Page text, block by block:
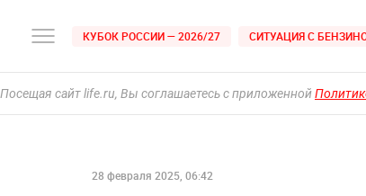
КУБОК РОССИИ — 2026/27 СИТУАЦИЯ С
Посещая сайт life.ru, Вы соглашаетесь с приложенной
28 февраля 2025, 06:42